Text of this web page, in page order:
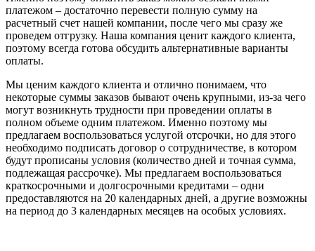
платежом – достаточно перевести полную сумму на
расчетный счет нашей компании, после чего мы сразу же
проведем отгрузку. Наша компания ценит каждого клиента,
поэтому всегда готова обсудить альтернативные варианты
оплаты.
Мы ценим каждого клиента и отлично понимаем, что
некоторые суммы заказов бывают очень крупными, из-за чего
могут возникнуть трудности при проведении оплаты в
полном объеме одним платежом. Именно поэтому мы
предлагаем воспользоваться услугой отсрочки, но для этого
необходимо подписать договор о сотрудничестве, в котором
будут прописаны условия (количество дней и точная сумма,
подлежащая рассрочке). Мы предлагаем воспользоваться
краткосрочными и долгосрочными кредитами – одни
предоставляются на 20 календарных дней, а другие возможны
на период до 3 календарных месяцев на особых условиях.